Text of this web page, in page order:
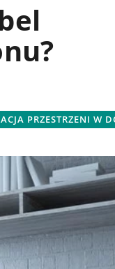
PRZESTRZENI W
20 września
Jak